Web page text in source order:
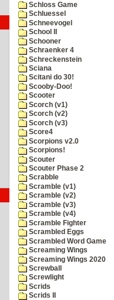
Schloss Game
Schluessel
Schneevogel
School II
Schooner
Schraenker 4
Schreckenstein
Sciana
Scitani do 30!
Scooby-Doo!
Scooter
Scorch (v1)
Scorch (v2)
Scorch (v3)
Score4
Scorpions v2.0
Scorpions!
Scouter
Scouter Phase 2
Scrabble
Scramble (v1)
Scramble (v2)
Scramble (v3)
Scramble (v4)
Scramble Fighter
Scrambled Eggs
Scrambled Word Game
Screaming Wings
Screaming Wings 2020
Screwball
Screwlight
Scrids
Scrids II